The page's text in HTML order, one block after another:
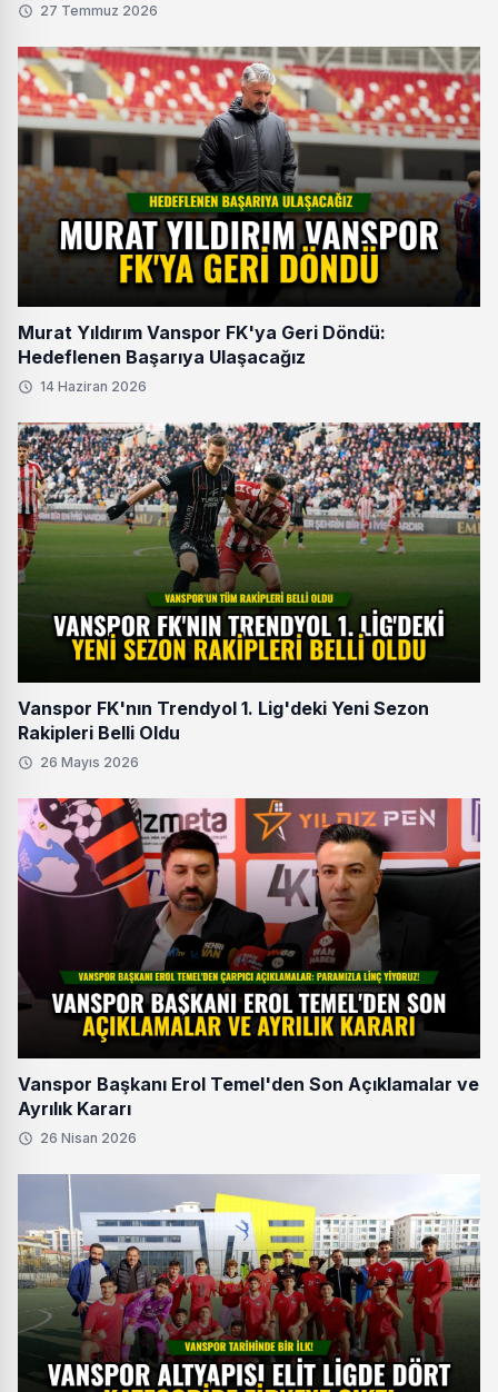
27 Temmuz 2026
Murat Yıldırım Vanspor FK'ya Geri Döndü:
Hedeflenen Başarıya Ulaşacağız
14 Haziran 2026
Vanspor FK'nın Trendyol 1. Lig'deki Yeni Sezon
Rakipleri Belli Oldu
26 Mayıs 2026
Vanspor Başkanı Erol Temel'den Son Açıklamalar ve
Ayrılık Kararı
26 Nisan 2026